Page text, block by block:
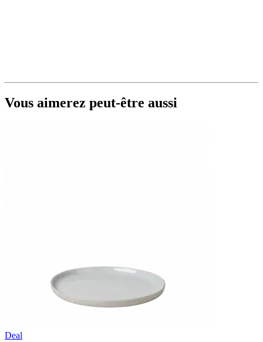
Vous aimerez peut-être aussi
Deal